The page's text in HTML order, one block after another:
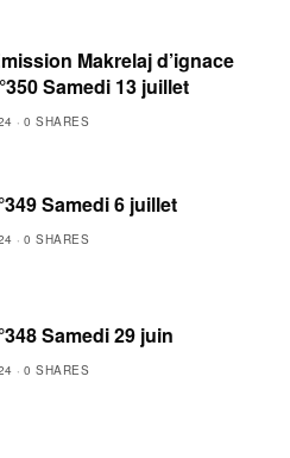
Makrelaj d’ignace
Samedi 13 juillet
0 SHARES
Samedi 6 juillet
0 SHARES
Samedi 29 juin
0 SHARES